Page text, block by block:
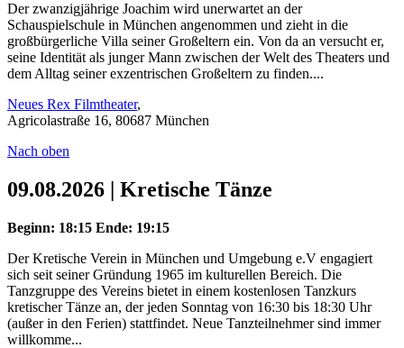
Der zwanzigjährige Joachim wird unerwartet an der
Schauspielschule in München angenommen und zieht in die
großbürgerliche Villa seiner Großeltern ein. Von da an versucht er,
seine Identität als junger Mann zwischen der Welt des Theaters und
dem Alltag seiner exzentrischen Großeltern zu finden....
Neues Rex Filmtheater,
Agricolastraße 16, 80687 München
Nach oben
09.08.2026 | Kretische Tänze
Beginn: 18:15 Ende: 19:15
Der Kretische Verein in München und Umgebung e.V engagiert
sich seit seiner Gründung 1965 im kulturellen Bereich. Die
Tanzgruppe des Vereins bietet in einem kostenlosen Tanzkurs
kretischer Tänze an, der jeden Sonntag von 16:30 bis 18:30 Uhr
(außer in den Ferien) stattfindet. Neue Tanzteilnehmer sind immer
willkomme...